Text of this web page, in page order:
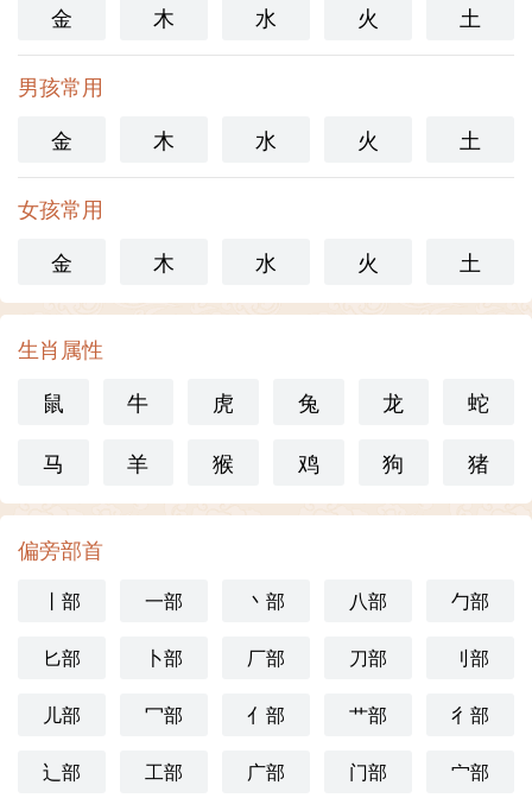
金
木 水 火 土
男孩常用
金
木 水 火 土
女孩常用
金
木 水 火 土
生肖属性
鼠
牛 虎 兔 龙
蛇
马
羊 猴 鸡 狗 猪
偏旁部首
丨部 一部 丶部 八部 勹部
匕部 卜部 厂部 刀部 刂部
儿部 冖部 亻部 艹部 彳部
辶部 工部 广部 门部 宀部